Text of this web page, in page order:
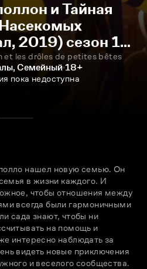
и Тайная
2019) сезон 1
онлайн
et les drôles de petites bêtes
Семейный 18+
пока недоступна
нашел новую семью. Он
в жизни каждого. И
чтобы отношения между
всегда были гармоничными
сада знают, чтобы ни
на помощь и
интересно наблюдать за
видеть новые приключения
и веселого сообщества.